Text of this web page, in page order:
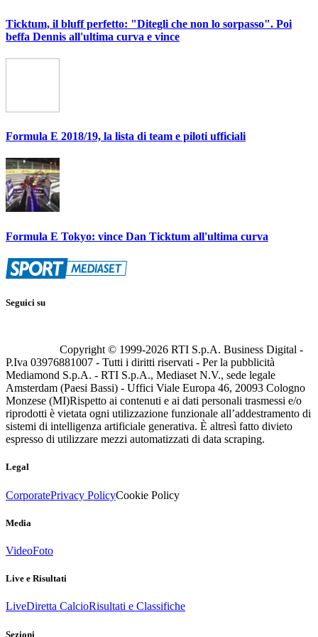
Ticktum, il bluff perfetto: "Ditegli che non lo sorpasso". Poi
beffa Dennis all'ultima curva e vince
Formula E 2018/19, la lista di team e piloti ufficiali
Formula E Tokyo: vince Dan Ticktum all'ultima curva
Seguici su
Copyright © 1999-2026 RTI S.p.A. Business Digital -
P.Iva 03976881007 - Tutti i diritti riservati - Per la pubblicità
Mediamond S.p.A. - RTI S.p.A., Mediaset N.V., sede legale
Amsterdam (Paesi Bassi) - Uffici Viale Europa 46, 20093 Cologno
Monzese (MI)Rispetto ai contenuti e ai dati personali trasmessi e/o
riprodotti è vietata ogni utilizzazione funzionale all’addestramento di
sistemi di intelligenza artificiale generativa. È altresì fatto divieto
espresso di utilizzare mezzi automatizzati di data scraping.
Legal
CorporatePrivacy PolicyCookie Policy
Media
VideoFoto
Live e Risultati
LiveDiretta CalcioRisultati e Classifiche
Sezioni